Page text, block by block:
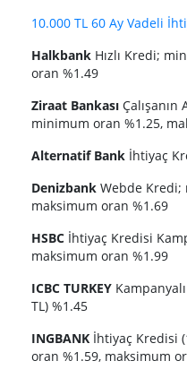
10.000 TL 60 Ay Vadeli
Halkbank Hızlı Kredi;
oran %1.49
Ziraat Bankası Çalışanın
minimum oran %1.25,
Alternatif Bank İhtiyaç
Denizbank Webde Kredi;
maksimum oran %1.69
HSBC İhtiyaç Kredisi
maksimum oran %1.99
ICBC TURKEY
TL) %1.45
INGBANK İhtiyaç Kredisi
oran %1.59, maksimum